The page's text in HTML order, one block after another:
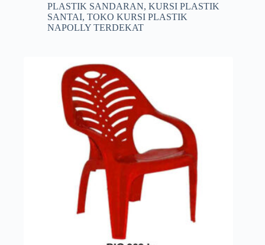
PLASTIK SANDARAN, KURSI PLASTIK
SANTAI, TOKO KURSI PLASTIK
NAPOLLY TERDEKAT